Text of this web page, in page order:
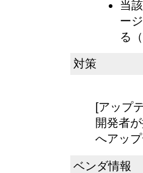
当
ー
る
対策
[アップ
開発者
へアッ
ベンダ情報